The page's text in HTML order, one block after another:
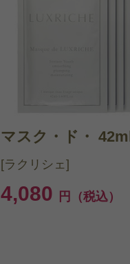
マスク・ド・
[ラクリシェ]
4,080 円（税込）